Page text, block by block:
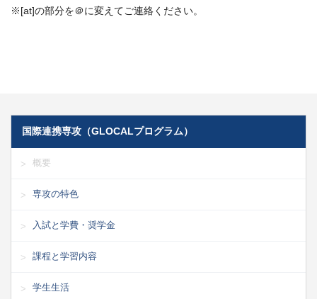
※[at]の部分を＠に変えてご連絡ください。
国際連携専攻（GLOCALプログラム）
概要
専攻の特色
入試と学費・奨学金
課程と学習内容
学生生活